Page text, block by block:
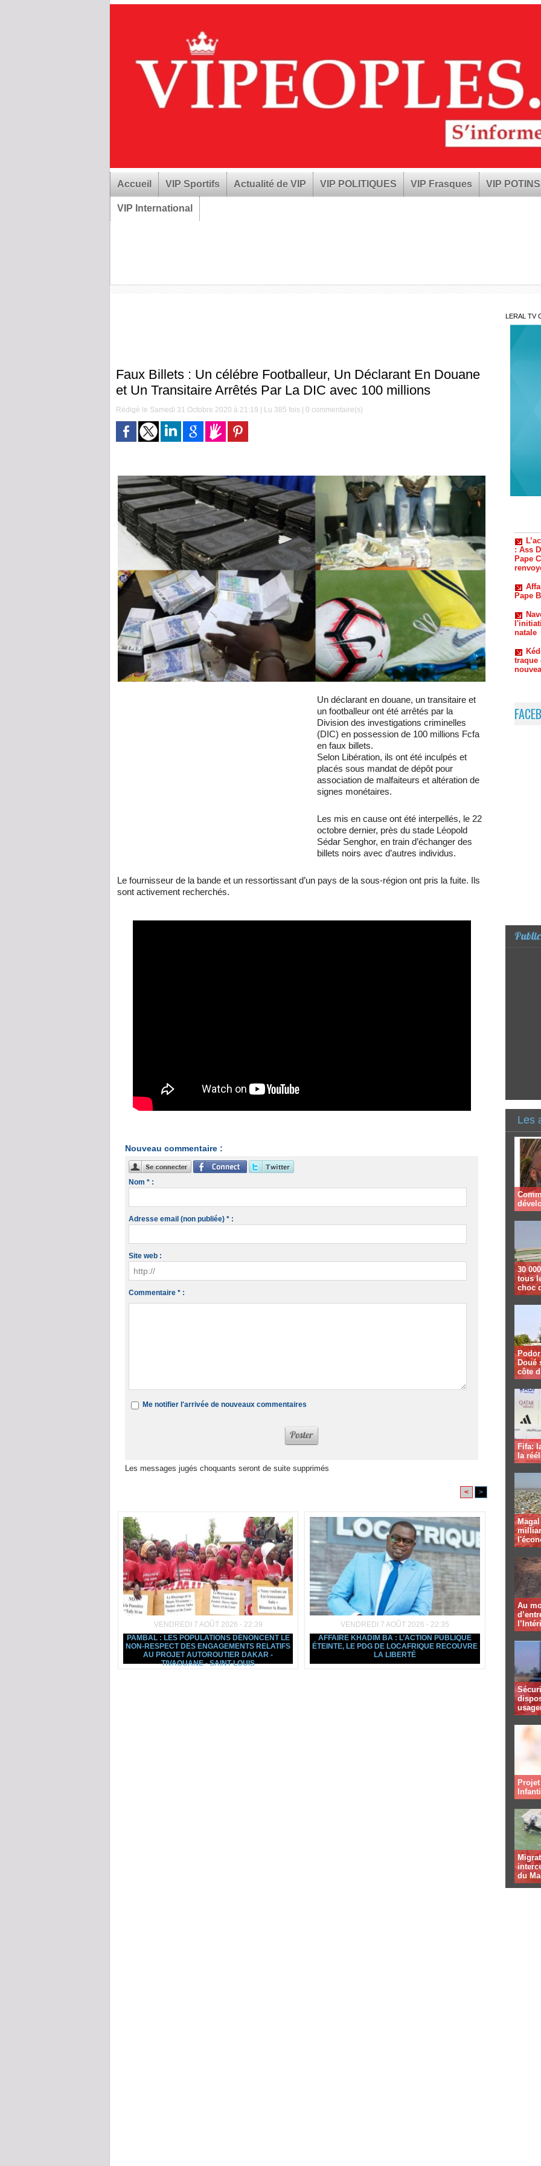
Accueil VIP Sportifs Actualité de VIP VIP POLITIQUES VIP Frasques VIP POTINS
VIP International
Faux Billets : Un célébre Footballeur, Un Déclarant En Douane
et Un Transitaire Arrêtés Par La DIC avec 100 millions
Rédigé le Samedi 31 Octobre 2020 à 21:19 | Lu 385 fois | 0 commentaire(s)
Un déclarant en douane, un transitaire et
un footballeur ont été arrêtés par la
Division des investigations criminelles
(DIC) en possession de 100 millions Fcfa
en faux billets.
Selon Libération, ils ont été inculpés et
placés sous mandat de dépôt pour
association de malfaiteurs et altération de
signes monétaires.
Les mis en cause ont été interpellés, le 22
octobre dernier, près du stade Léopold
Sédar Senghor, en train d’échanger des
billets noirs avec d’autres individus.
Le fournisseur de la bande et un ressortissant d’un pays de la sous-région ont pris la fuite. Ils
sont activement recherchés.
Nouveau commentaire :
Nom * :
Adresse email (non publiée) * :
Site web :
Commentaire * :
Me notifier l'arrivée de nouveaux commentaires
Les messages jugés choquants seront de suite supprimés
< >
VENDREDI 7 AOÛT 2026 - 22:39
PAMBAL : LES POPULATIONS DÉNONCENT LE
NON-RESPECT DES ENGAGEMENTS RELATIFS
AU PROJET AUTOROUTIER DAKAR -
TIVAOUANE - SAINT-LOUIS
VENDREDI 7 AOÛT 2026 - 22:35
AFFAIRE KHADIM BA : L’ACTION PUBLIQUE
ÉTEINTE, LE PDG DE LOCAFRIQUE RECOUVRE
LA LIBERTÉ
LERAL TV
Pape
natale
traque
Les
30
tous
choc
Doué
côte
Fifa:
la
Au
du